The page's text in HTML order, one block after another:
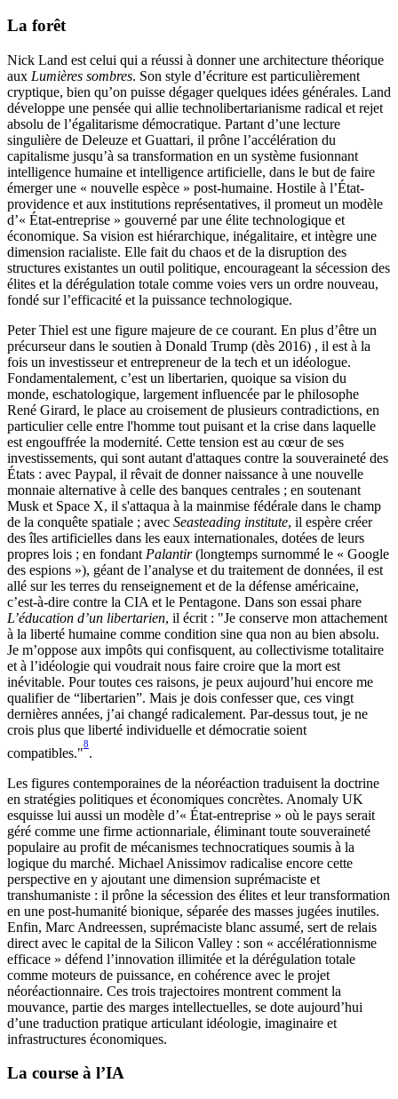
La forêt
Nick Land est celui qui a réussi à donner une architecture théorique
aux Lumières sombres. Son style d’écriture est particulièrement
cryptique, bien qu’on puisse dégager quelques idées générales. Land
développe une pensée qui allie technolibertarianisme radical et rejet
absolu de l’égalitarisme démocratique. Partant d’une lecture
singulière de Deleuze et Guattari, il prône l’accélération du
capitalisme jusqu’à sa transformation en un système fusionnant
intelligence humaine et intelligence artificielle, dans le but de faire
émerger une « nouvelle espèce » post-humaine. Hostile à l’État-
providence et aux institutions représentatives, il promeut un modèle
d’« État-entreprise » gouverné par une élite technologique et
économique. Sa vision est hiérarchique, inégalitaire, et intègre une
dimension racialiste. Elle fait du chaos et de la disruption des
structures existantes un outil politique, encourageant la sécession des
élites et la dérégulation totale comme voies vers un ordre nouveau,
fondé sur l’efficacité et la puissance technologique.
Peter Thiel est une figure majeure de ce courant. En plus d’être un
précurseur dans le soutien à Donald Trump (dès 2016) , il est à la
fois un investisseur et entrepreneur de la tech et un idéologue.
Fondamentalement, c’est un libertarien, quoique sa vision du
monde, eschatologique, largement influencée par le philosophe
René Girard, le place au croisement de plusieurs contradictions, en
particulier celle entre l'homme tout puisant et la crise dans laquelle
est engouffrée la modernité. Cette tension est au cœur de ses
investissements, qui sont autant d'attaques contre la souveraineté des
États : avec Paypal, il rêvait de donner naissance à une nouvelle
monnaie alternative à celle des banques centrales ; en soutenant
Musk et Space X, il s'attaqua à la mainmise fédérale dans le champ
de la conquête spatiale ; avec Seasteading institute, il espère créer
des îles artificielles dans les eaux internationales, dotées de leurs
propres lois ; en fondant Palantir(longtemps surnommé le « Google
des espions »), géant de l’analyse et du traitement de données, il est
allé sur les terres du renseignement et de la défense américaine,
c’est-à-dire contre la CIA et le Pentagone. Dans son essai phare
L’éducation d’un libertarien, il écrit : "Je conserve mon attachement
à la liberté humaine comme condition sine qua non au bien absolu.
Je m’oppose aux impôts qui confisquent, au collectivisme totalitaire
et à l’idéologie qui voudrait nous faire croire que la mort est
inévitable. Pour toutes ces raisons, je peux aujourd’hui encore me
qualifier de “libertarien”. Mais je dois confesser que, ces vingt
dernières années, j’ai changé radicalement. Par-dessus tout, je ne
crois plus que liberté individuelle et démocratie soient
compatibles."
8
.
Les figures contemporaines de la néoréaction traduisent la doctrine
en stratégies politiques et économiques concrètes. Anomaly UK
esquisse lui aussi un modèle d’« État-entreprise » où le pays serait
géré comme une firme actionnariale, éliminant toute souveraineté
populaire au profit de mécanismes technocratiques soumis à la
logique du marché. Michael Anissimov radicalise encore cette
perspective en y ajoutant une dimension suprémaciste et
transhumaniste : il prône la sécession des élites et leur transformation
en une post-humanité bionique, séparée des masses jugées inutiles.
Enfin, Marc Andreessen, suprémaciste blanc assumé, sert de relais
direct avec le capital de la Silicon Valley : son « accélérationnisme
efficace » défend l’innovation illimitée et la dérégulation totale
comme moteurs de puissance, en cohérence avec le projet
néoréactionnaire. Ces trois trajectoires montrent comment la
mouvance, partie des marges intellectuelles, se dote aujourd’hui
d’une traduction pratique articulant idéologie, imaginaire et
infrastructures économiques.
La course à l’IA